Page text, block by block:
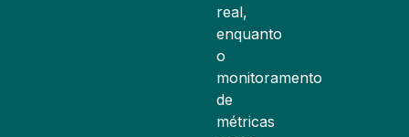
real,
enquanto
o
monitoramento
de
métricas